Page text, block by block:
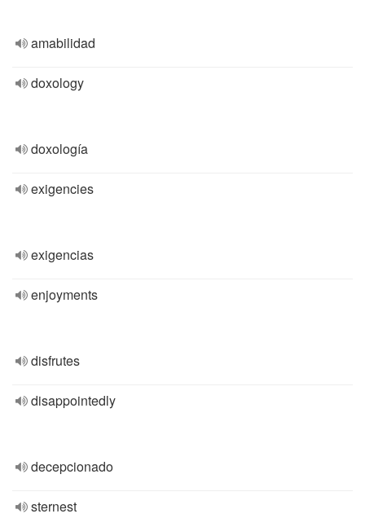
amabilidad
doxology
doxología
exigencies
exigencias
enjoyments
disfrutes
disappointedly
decepcionado
sternest